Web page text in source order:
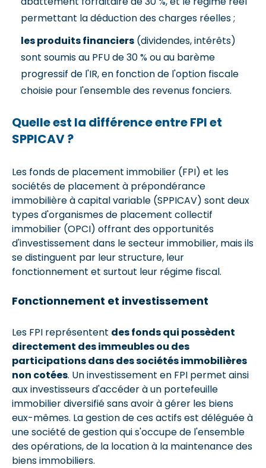
permettant la déduction des charges réelles ;
les produits financiers (dividendes, intérêts)
sont soumis au PFU de 30 % ou au barème
progressif de l'IR, en fonction de l'option fiscale
choisie pour l'ensemble des revenus fonciers.
Quelle est la différence entre FPI et
SPPICAV ?
Les fonds de placement immobilier (FPI) et les
sociétés de placement à prépondérance
immobilière à capital variable (SPPICAV) sont deux
types d'organismes de placement collectif
immobilier (OPCI) offrant des opportunités
d'investissement dans le secteur immobilier, mais ils
se distinguent par leur structure, leur
fonctionnement et surtout leur régime fiscal.
Fonctionnement et investissement
Les FPI représentent des fonds qui possèdent
directement des immeubles ou des
participations dans des sociétés immobilières
non cotées. Un investissement en FPI permet ainsi
aux investisseurs d'accéder à un portefeuille
immobilier diversifié sans avoir à gérer les biens
eux-mêmes. La gestion de ces actifs est déléguée à
une société de gestion qui s'occupe de l'ensemble
des opérations, de la location à la maintenance des
biens immobiliers.